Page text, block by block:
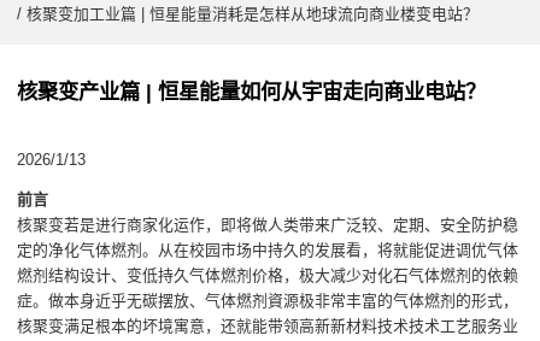
/ 核聚变加工业篇 | 恒星能量消耗是怎样从地球流向商业楼变电站？
核聚变产业篇 | 恒星能量如何从宇宙走向商业电站？
2026/1/13
前言
核聚变若是进行商家化运作，即将做人类带来广泛较、定期、安全防护稳
定的净化气体燃剂。从在校园市场中持久的发展看，将就能促进调优气体
燃剂结构设计、变低持久气体燃剂价格，极大减少对化石气体燃剂的依赖
症。做本身近乎无碳摆放、气体燃剂資源极非常丰富的气体燃剂的形式，
核聚变满足根本的坏境寓意，还就能带领高新新材料技术技术工艺服务业